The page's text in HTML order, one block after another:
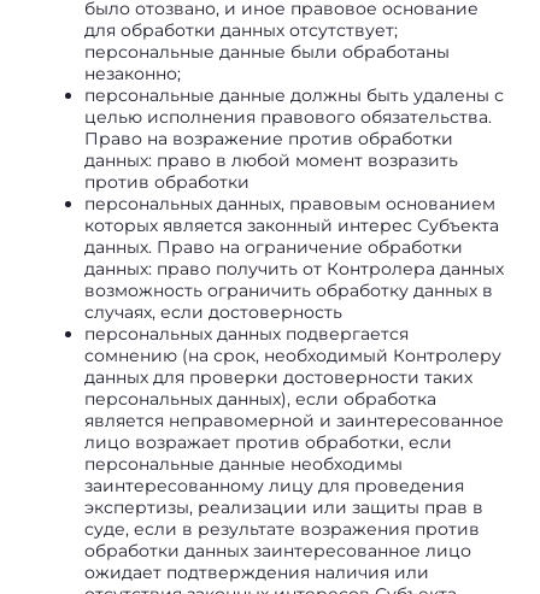
было отозвано, и иное правовое основание
для обработки данных отсутствует;
персональные данные были обработаны
незаконно;
персональные данные должны быть удалены с
целью исполнения правового обязательства.
Право на возражение против обработки
данных: право в любой момент возразить
против обработки
персональных данных, правовым основанием
которых является законный интерес Субъекта
данных. Право на ограничение обработки
данных: право получить от Контролера данных
возможность ограничить обработку данных в
случаях, если достоверность
персональных данных подвергается
сомнению (на срок, необходимый Контролеру
данных для проверки достоверности таких
персональных данных), если обработка
является неправомерной и заинтересованное
лицо возражает против обработки, если
персональные данные необходимы
заинтересованному лицу для проведения
экспертизы, реализации или защиты прав в
суде, если в результате возражения против
обработки данных заинтересованное лицо
ожидает подтверждения наличия или